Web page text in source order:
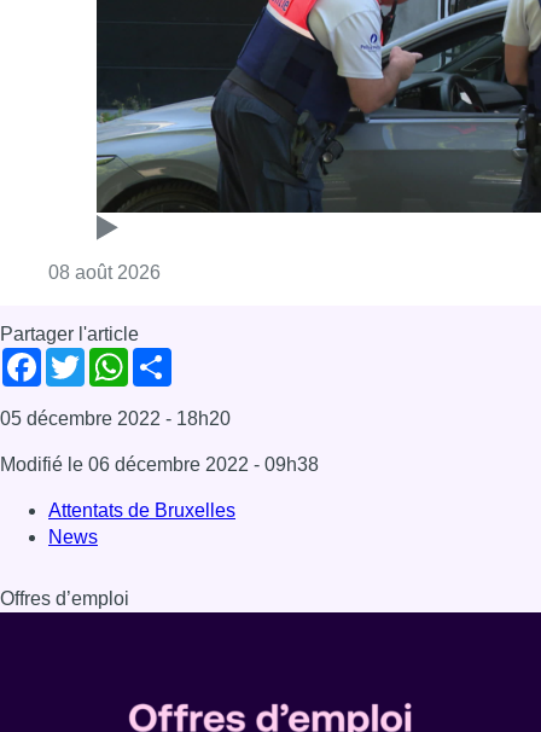
08 août 2026
Partager l'article
Facebook
TwitterWhatsApp
05 décembre 2022 - 18h20
Modifié le 06 décembre 2022 - 09h38
Attentats de Bruxelles
News
Offres d’emploi